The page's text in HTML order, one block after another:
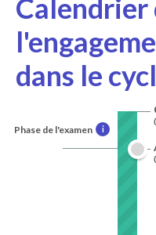
Calendrier
dans le
Phase de l'examen i